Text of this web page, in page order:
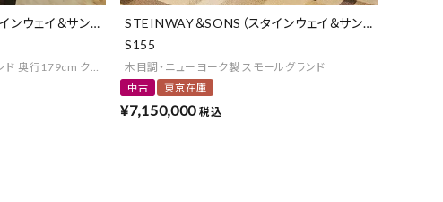
ウェイ＆サンズ）
ド 奥行179cm クローム仕様 ローズウッド
STEINWAY＆SONS（スタインウェイ＆サンズ）
S155
木目調・ニューヨーク製 スモールグランド
中古 東京在庫
¥7,150,000 税込